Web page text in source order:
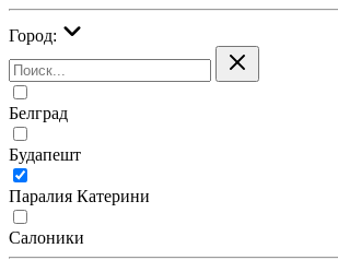
Город:
Белград
Будапешт
Паралия Катерини
Салоники